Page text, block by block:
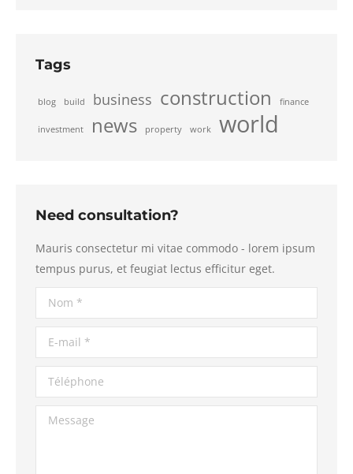
Tags
blog build business construction finance
investment news property work world
Need consultation?
Mauris consectetur mi vitae commodo - lorem ipsum
tempus purus, et feugiat lectus efficitur eget.
Nom *
E-mail *
Téléphone
Message